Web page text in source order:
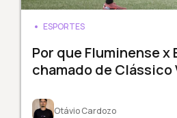
ESPORTES
Por que Fluminense x
chamado de Clássico
Otávio Cardozo